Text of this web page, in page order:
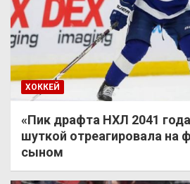
ХОККЕЙ
«Пик драфта НХЛ 2041
шуткой отреагировала на
сыном